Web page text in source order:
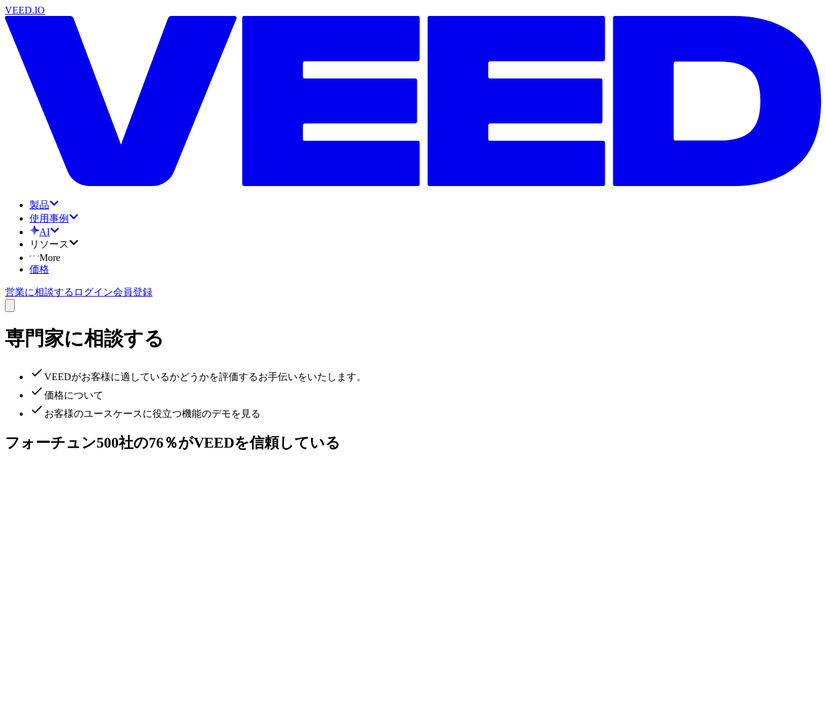
VEED.IO
製品
使用事例
AI
リソース
More
価格
営業に相談する ログイン会員登録
専門家に相談する
VEEDがお客様に適しているかどうかを評価するお手伝いをいたします。
価格について
お客様のユースケースに役立つ機能のデモを見る
フォーチュン500社の76％がVEEDを信頼している